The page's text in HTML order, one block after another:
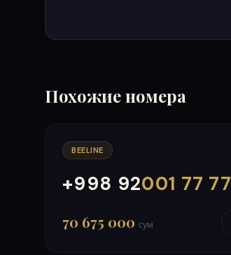
Похожие номера
BEELINE
+998 92001 77 77
000
999
70 675 000 сум